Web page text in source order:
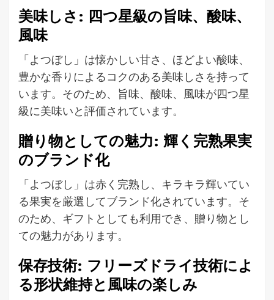
美味しさ: 四つ星級の旨味、酸味、
風味
「よつぼし」は懐かしい甘さ、ほどよい酸味、
豊かな香りによるコクのある美味しさを持って
います。そのため、旨味、酸味、風味が四つ星
級に美味いと評価されています。
贈り物としての魅力: 輝く完熟果実
のブランド化
「よつぼし」は赤く完熟し、キラキラ輝いてい
る果実を厳選してブランド化されています。そ
のため、ギフトとしても利用でき、贈り物とし
ての魅力があります。
保存技術: フリーズドライ技術によ
る形状維持と風味の楽しみ